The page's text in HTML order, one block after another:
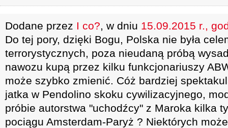
Dodane przez I co?, w dniu 15.09.2015 r.,
Do tej pory, dzięki Bogu, Polska nie była
terrorystycznych, poza nieudaną próbą
nawozu kupą przez kilku funkcjonariuszy
może szybko zmienić. Cóż bardziej
jatka w Pendolino skoku cywilizacyjnego,
próbie autorstwa "uchodźcy" z Maroka kilka
pociągu Amsterdam-Paryż ? Niektórych